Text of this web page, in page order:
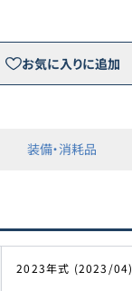
お気に入りに追加
装備・消耗品
2023年式 (2023/04)